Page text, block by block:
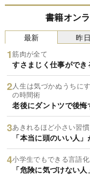
書籍オン
最新
筋肉が全て
すさまじく仕事がで
人生は気づかぬうちに
の時間術
老後にダントツで後
あきれるほど小さい習慣
「本当に頭のいい人
小学生でもできる言語化
「危険に気づけない
昨日